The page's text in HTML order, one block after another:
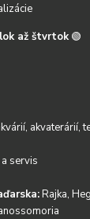
až štvrtok 🟢
akvaterárií,
a servis
Rajka,